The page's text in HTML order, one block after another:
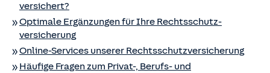
versichert?
Optimale Ergänzungen für Ihre Rechts­schutz­
versicherung
Online-Services unserer Rechts­schutz­versicherung
Häufige Fragen zum Privat-, Berufs- und